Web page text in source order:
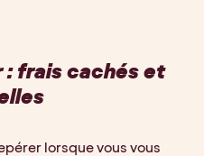
: frais cachés et
lorsque vous vous